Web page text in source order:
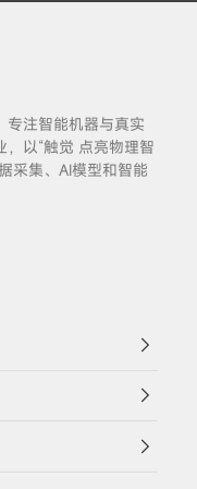
专注智能机器与真实
以“触觉 点亮物理智
采集、AI模型和智能